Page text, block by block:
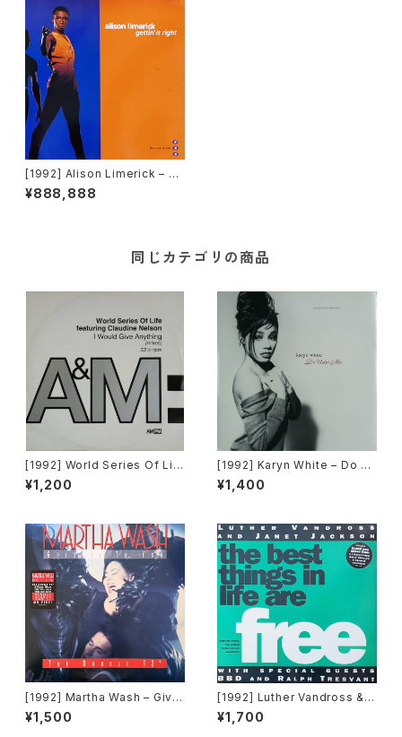
[1992] Alison Limerick – G
ettin' It Right [Arista]
¥888,888
同じカテゴリの商品
[1992] World Series Of Lif
e Featuring Claudine Nels
on – I Would Give Anything
¥1,200
[1992] Karyn White – Do Un
to Me / Walkin' The Dog
[Warner Bros. Records]
¥1,400
[1992] Martha Wash – Give
It To You [RCA][2枚組]
¥1,500
[1992] Luther Vandross & J
anet Jackson With Special
Guests BBD & Ralph Tresv
¥1,700